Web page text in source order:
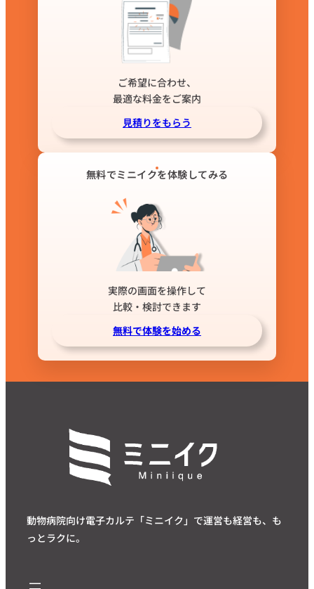
ご希望に合わせ、
最適な料金をご案内
見積りをもらう
無料でミニイクを体験してみる
実際の画面を操作して
比較・検討できます
無料で体験を始める
動物病院向け電子カルテ「ミニイク」で運営も経営も、も
っとラクに。